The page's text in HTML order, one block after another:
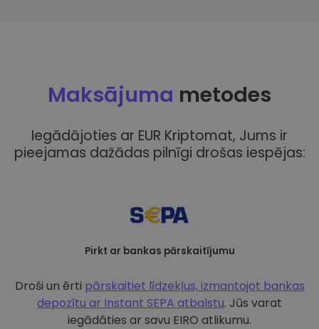
Maksājuma metodes
Iegādājoties ar EUR Kriptomat, Jums ir
pieejamas dažādas pilnīgi drošas iespējas:
Pirkt ar bankas pārskaitījumu
Droši un ērti pārskaitiet līdzekļus, izmantojot bankas
depozītu ar Instant SEPA atbalstu. Jūs varat
iegādāties ar savu EIRO atlikumu.